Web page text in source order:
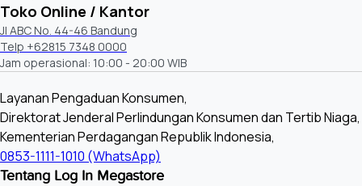
Toko Online / Kantor
Jl ABC No. 44-46 Bandung
Telp +62815 7348 0000
Jam operasional: 10:00 - 20:00 WIB
Layanan Pengaduan Konsumen,
Direktorat Jenderal Perlindungan Konsumen dan Tertib Niaga,
Kementerian Perdagangan Republik Indonesia,
0853-1111-1010 (WhatsApp)
Tentang Log In Megastore